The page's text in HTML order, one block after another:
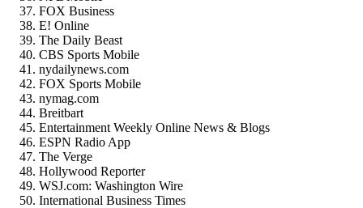
FOX Business
E! Online
The Daily Beast
CBS Sports Mobile
nydailynews.com
FOX Sports Mobile
nymag.com
Breitbart
Entertainment Weekly Online News & Blogs
ESPN Radio App
The Verge
Hollywood Reporter
WSJ.com: Washington Wire
International Business Times